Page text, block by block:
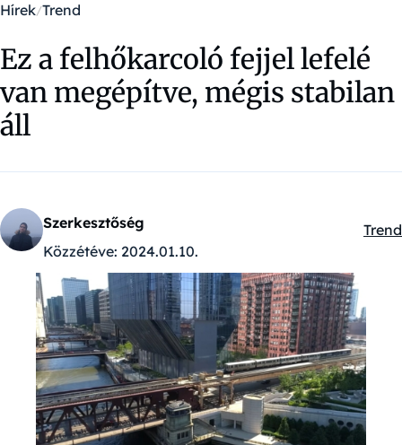
Hírek Trend
Ez a felhőkarcoló fejjel lefelé
van megépítve, mégis stabilan
áll
Szerkesztőség
Közzétéve: 2024.01.10.
Trend